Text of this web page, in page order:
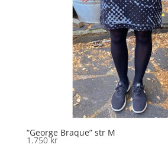
“George Braque” str M
1.750kr